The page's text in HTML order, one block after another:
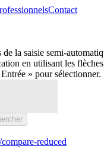
Contact
de la saisie semi-
en utilisant les
» pour sélectionner.